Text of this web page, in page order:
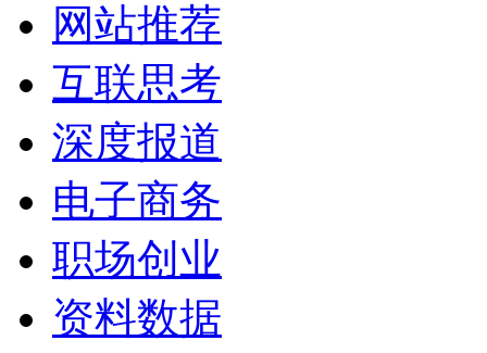
网站推荐
互联思考
深度报道
电子商务
职场创业
资料数据